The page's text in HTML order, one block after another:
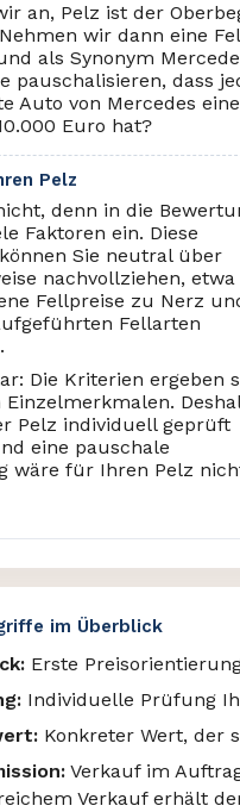
an, Pelz ist der
wir dann eine
als Synonym
pauschalisieren, dass
Auto von Mercedes
Euro hat?
Pelz
denn in die
Faktoren ein. Diese
Sie neutral über
nachvollziehen, etwa
Fellpreise zu Nerz
Fellarten
Die Kriterien ergeben
Einzelmerkmalen.
Pelz individuell geprüft
eine pauschale
wäre für Ihren Pelz
im Überblick
Erste
Individuelle Prüfung
Konkreter Wert, der
Verkauf im
Verkauf erhält